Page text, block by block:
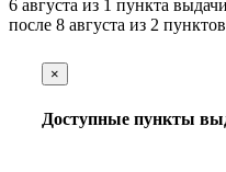
6 августа из 1 пункта выдачи
после 8 августа из 2
×
Доступные пункты